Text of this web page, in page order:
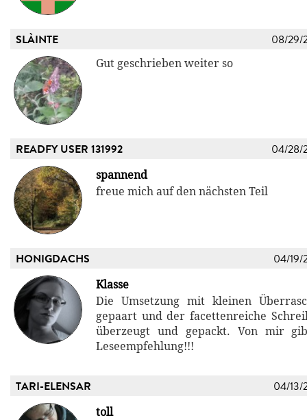
SLÀINTE 08/29/
Gut geschrieben weiter so
READFY USER 131992 04/28/
spannend
freue mich auf den nächsten Teil
HONIGDACHS 04/19/
Klasse
Die Umsetzung mit kleinen
gepaart und der facettenreiche
überzeugt und gepackt. Von mir
Leseempfehlung!!!
TARI-ELENSAR 04/13/
toll